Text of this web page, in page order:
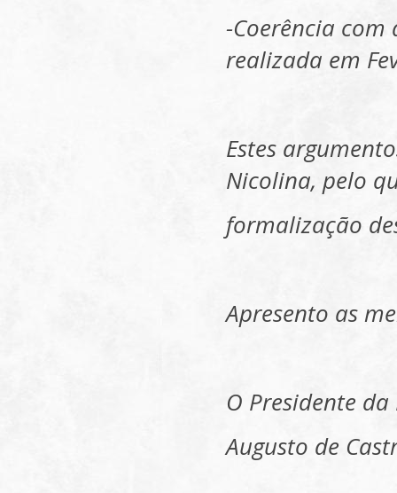
-Coerência com
realizada em
Estes
Nicolina, pelo
formalização
Apresento as
O Presidente
Augusto de